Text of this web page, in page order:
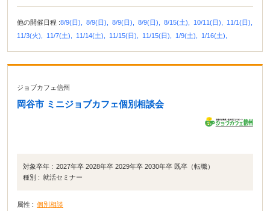
他の開催日程 :8/9(日), 8/9(日), 8/9(日), 8/9(日), 8/15(土), 10/11(日),
11/1(日),
11/3(火),
11/7(土), 11/14(土), 11/15(日), 11/15(日), 1/9(土), 1/16(土),
ジョブカフェ信州
岡谷市 ミニジョブカフェ個別相談会
対象卒年 : 2027年卒 2028年卒 2029年卒 2030年卒 既卒（転職）
種別 : 就活セミナー
属性 : 個別相談